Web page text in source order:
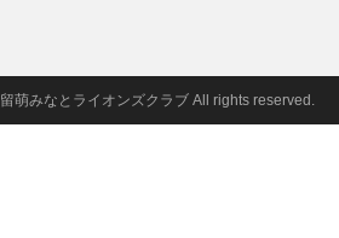
留萌みなとライオンズクラブAll rights reserved.